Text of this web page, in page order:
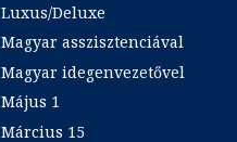
Luxus/Deluxe
Magyar asszisztenciával
Magyar idegenvezetővel
Május 1
Március 15